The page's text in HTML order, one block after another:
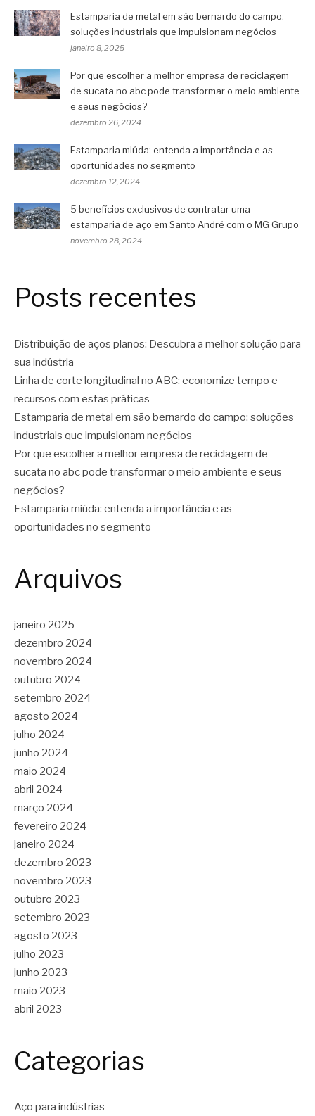
Estamparia de metal em são bernardo do campo:
soluções industriais que impulsionam negócios
janeiro 8, 2025
Por que escolher a melhor empresa de reciclagem
de sucata no abc pode transformar o meio ambiente
e seus negócios?
dezembro 26, 2024
Estamparia miúda: entenda a importância e as
oportunidades no segmento
dezembro 12, 2024
5 benefícios exclusivos de contratar uma
estamparia de aço em Santo André com o MG Grupo
novembro 28, 2024
Posts recentes
Distribuição de aços planos: Descubra a melhor solução para
sua indústria
Linha de corte longitudinal no ABC: economize tempo e
recursos com estas práticas
Estamparia de metal em são bernardo do campo: soluções
industriais que impulsionam negócios
Por que escolher a melhor empresa de reciclagem de
sucata no abc pode transformar o meio ambiente e seus
negócios?
Estamparia miúda: entenda a importância e as
oportunidades no segmento
Arquivos
janeiro 2025
dezembro 2024
novembro 2024
outubro 2024
setembro 2024
agosto 2024
julho 2024
junho 2024
maio 2024
abril 2024
março 2024
fevereiro 2024
janeiro 2024
dezembro 2023
novembro 2023
outubro 2023
setembro 2023
agosto 2023
julho 2023
junho 2023
maio 2023
abril 2023
Categorias
Aço para indústrias